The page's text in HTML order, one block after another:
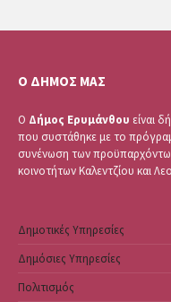
Ο ΔΗΜΟΣ ΜΑΣ
Ο Δήμος Ερυμάνθου είναι
που συστάθηκε με το
συνένωση των
κοινοτήτων Καλεντζίου και
Δημοτικές Υπηρεσίες
Δημόσιες Υπηρεσίες
Πολιτισμός